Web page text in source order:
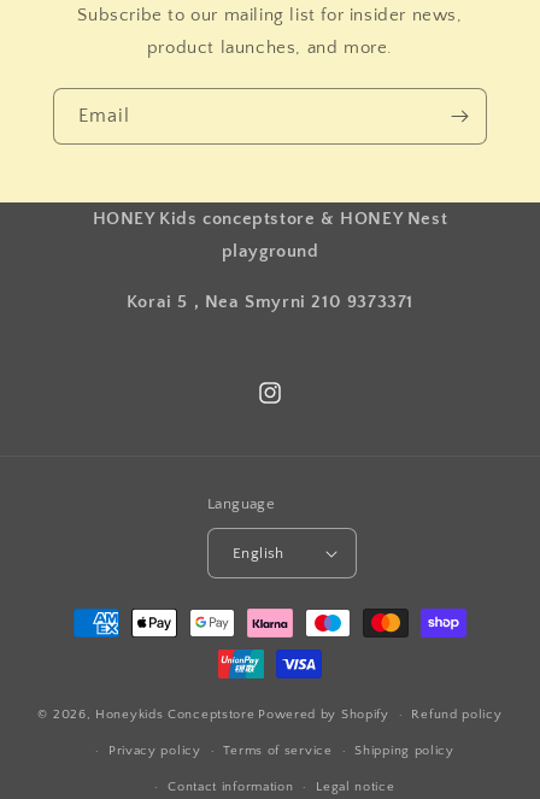
Subscribe to our mailing list for insider news,
product launches, and more.
Email
HONEY Kids conceptstore & HONEY Nest
playground
Korai 5 , Nea Smyrni 210 9373371
Instagram
Language
English
Payment
methods
© 2026, Honeykids Conceptstore Powered by Shopify Refund policy
Privacy policy Terms of service Shipping policy
Contact information Legal notice